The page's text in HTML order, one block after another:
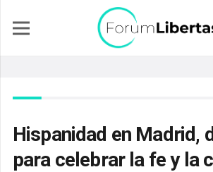
Hispanidad en Madrid,
para celebrar la fe y la